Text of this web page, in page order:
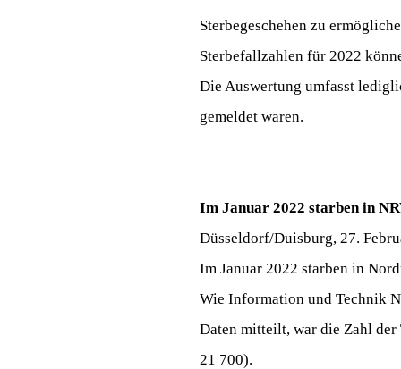
Sterbegeschehen zu
Sterbefallzahlen für 2022
Die Auswertung umfasst
gemeldet waren.
Im Januar 2022 starben in
Düsseldorf/Duisburg, 27.
Im Januar 2022 starben in
Wie Information und Technik
Daten mitteilt, war die Zahl der
21 700).